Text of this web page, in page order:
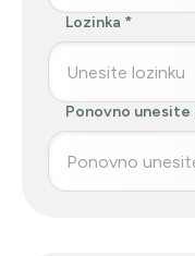
Lozinka
Ponovno unesite